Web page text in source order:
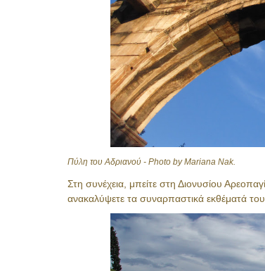
Πύλη του Αδριανού - Photo by Mariana Nak.
Στη συνέχεια, μπείτε στη Διονυσίου
ανακαλύψετε τα συναρπαστικά εκθέματά του.